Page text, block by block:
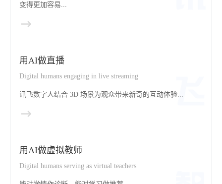
变得更加容易...
用AI做直播
Digital humans engaging in live streaming
讯飞数字人结合 3D 场景为观众带来新奇的互动体验...
用AI做虚拟教师
Digital humans serving as virtual teachers